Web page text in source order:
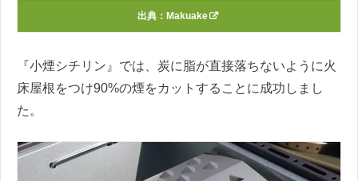
出典： Makuake
『小煙シチリン』では、炭に脂が直接落ちないように火
床屋根をつけ90%の煙をカットすることに成功しまし
た。